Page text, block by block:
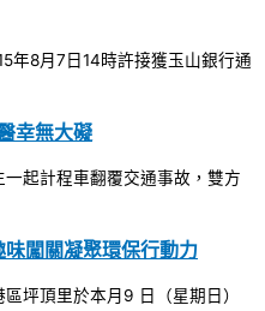
年8月7日14時許接獲玉山銀行通
幸無大礙
一起計程車翻覆交通事故，雙方
闖關凝聚環保行動力
坪頂里於本月9 日（星期日）